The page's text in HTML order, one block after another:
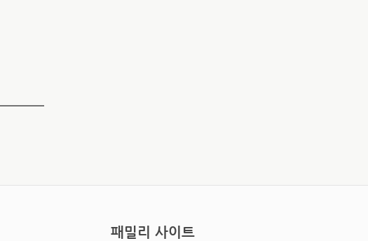
패밀리 사이트